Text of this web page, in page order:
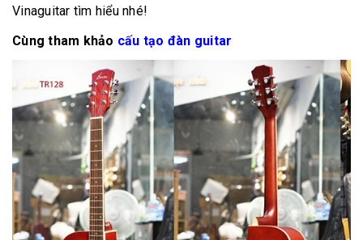
Vinaguitar tìm hiểu nhé!
Cùng tham khảo cấu tạo đàn guitar